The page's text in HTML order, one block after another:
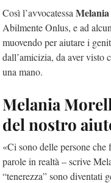
Così l’avvocatessa
Abilmente Onlus, e ad
muovendo per aiutare i
dall’amicizia, da aver visto
una mano.
Melania
del nostro
«Ci sono delle persone
parole in realtà – scrive
“tenerezza” sono diventati